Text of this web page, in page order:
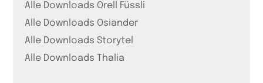
Alle Downloads Orell Füssli
Alle Downloads Osiander
Alle Downloads Storytel
Alle Downloads Thalia